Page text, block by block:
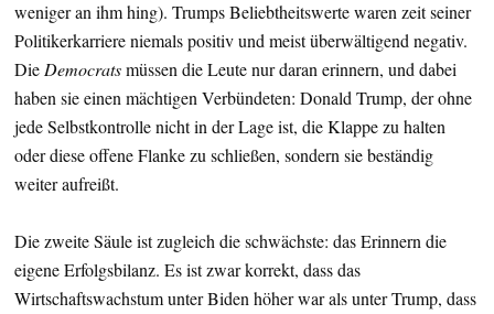
weniger an ihm hing). Trumps Beliebtheitswerte waren zeit seiner
Politikerkarriere niemals positiv und meist überwältigend negativ.
Die Democratsmüssen die Leute nur daran erinnern, und dabei
haben sie einen mächtigen Verbündeten: Donald Trump, der ohne
jede Selbstkontrolle nicht in der Lage ist, die Klappe zu halten
oder diese offene Flanke zu schließen, sondern sie beständig
weiter aufreißt.
Die zweite Säule ist zugleich die schwächste: das Erinnern die
eigene Erfolgsbilanz. Es ist zwar korrekt, dass das
Wirtschaftswachstum unter Biden höher war als unter Trump, dass